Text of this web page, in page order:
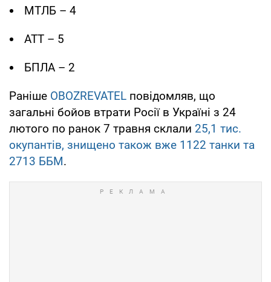
МТЛБ – 4
АТТ – 5
БПЛА – 2
Раніше OBOZREVATEL повідомляв, що
загальні бойов втрати Росії в Україні з 24
лютого по ранок 7 травня склали 25,1 тис.
окупантів, знищено також вже 1122 танки та
2713 ББМ.